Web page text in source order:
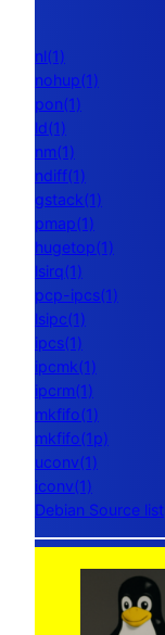
nl(1)
nohup(1)
pon(1)
ld(1)
nm(1)
ndiff(1)
gstack(1)
pmap(1)
hugetop(1)
lsirq(1)
pcp-ipcs(1)
lsipc(1)
ipcs(1)
ipcmk(1)
ipcrm(1)
mkfifo(1)
mkfifo(1p)
uconv(1)
iconv(1)
Debian Source list